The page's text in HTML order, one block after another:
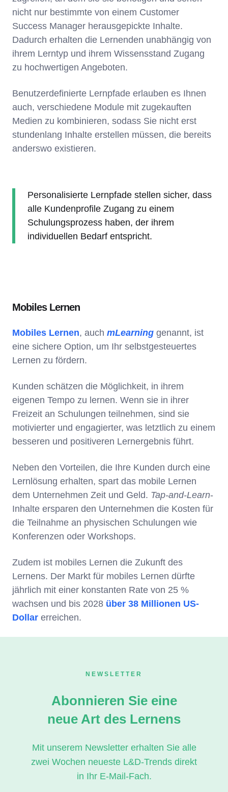
nicht nur bestimmte von einem Customer
Success Manager herausgepickte Inhalte.
Dadurch erhalten die Lernenden unabhängig von
ihrem Lerntyp und ihrem Wissensstand Zugang
zu hochwertigen Angeboten.
Benutzerdefinierte Lernpfade erlauben es Ihnen
auch, verschiedene Module mit zugekauften
Medien zu kombinieren, sodass Sie nicht erst
stundenlang Inhalte erstellen müssen, die bereits
anderswo existieren.
Personalisierte Lernpfade stellen sicher, dass
alle Kundenprofile Zugang zu einem
Schulungsprozess haben, der ihrem
individuellen Bedarf entspricht.
Mobiles Lernen
Mobiles Lernen, auch mLearning genannt, ist
eine sichere Option, um Ihr selbstgesteuertes
Lernen zu fördern.
Kunden schätzen die Möglichkeit, in ihrem
eigenen Tempo zu lernen. Wenn sie in ihrer
Freizeit an Schulungen teilnehmen, sind sie
motivierter und engagierter, was letztlich zu einem
besseren und positiveren Lernergebnis führt.
Neben den Vorteilen, die Ihre Kunden durch eine
Lernlösung erhalten, spart das mobile Lernen
dem Unternehmen Zeit und Geld. Tap-and-Learn-
Inhalte ersparen den Unternehmen die Kosten für
die Teilnahme an physischen Schulungen wie
Konferenzen oder Workshops.
Zudem ist mobiles Lernen die Zukunft des
Lernens. Der Markt für mobiles Lernen dürfte
jährlich mit einer konstanten Rate von 25 %
wachsen und bis 2028 über 38 Millionen US-
Dollar erreichen.
NEWSLETTER
Abonnieren Sie eine
neue Art des Lernens
Mit unserem Newsletter erhalten Sie alle
zwei Wochen neueste L&D-Trends direkt
in Ihr E-Mail-Fach.